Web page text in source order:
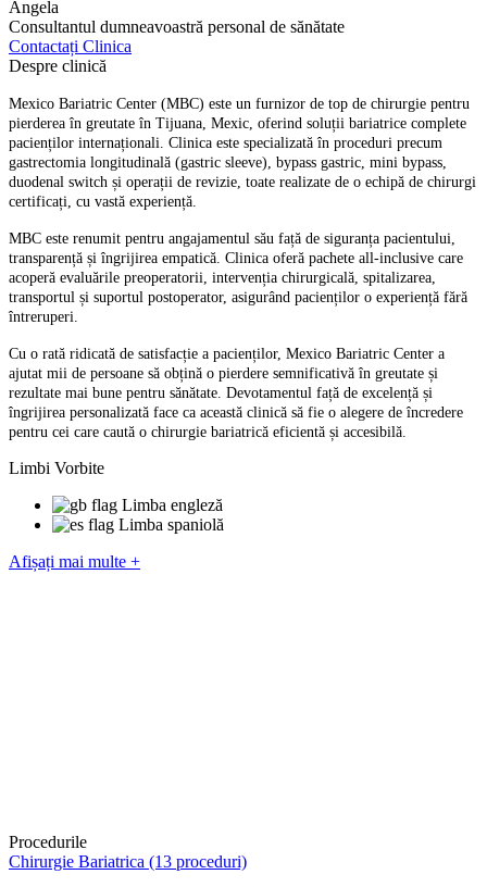
Angela
Consultantul dumneavoastră personal de sănătate
Contactați Clinica
Despre clinică
Mexico Bariatric Center (MBC) este un furnizor de top de chirurgie pentru
pierderea în greutate în Tijuana, Mexic, oferind soluții bariatrice complete
pacienților internaționali. Clinica este specializată în proceduri precum
gastrectomia longitudinală (gastric sleeve), bypass gastric, mini bypass,
duodenal switch și operații de revizie, toate realizate de o echipă de chirurgi
certificați, cu vastă experiență.
MBC este renumit pentru angajamentul său față de siguranța pacientului,
transparență și îngrijirea empatică. Clinica oferă pachete all-inclusive care
acoperă evaluările preoperatorii, intervenția chirurgicală, spitalizarea,
transportul și suportul postoperator, asigurând pacienților o experiență fără
întreruperi.
Cu o rată ridicată de satisfacție a pacienților, Mexico Bariatric Center a
ajutat mii de persoane să obțină o pierdere semnificativă în greutate și
rezultate mai bune pentru sănătate. Devotamentul față de excelență și
îngrijirea personalizată face ca această clinică să fie o alegere de încredere
pentru cei care caută o chirurgie bariatrică eficientă și accesibilă.
Limbi Vorbite
Limba engleză
Limba spaniolă
Afișați mai multe +
Procedurile
Chirurgie Bariatrica (13 proceduri)